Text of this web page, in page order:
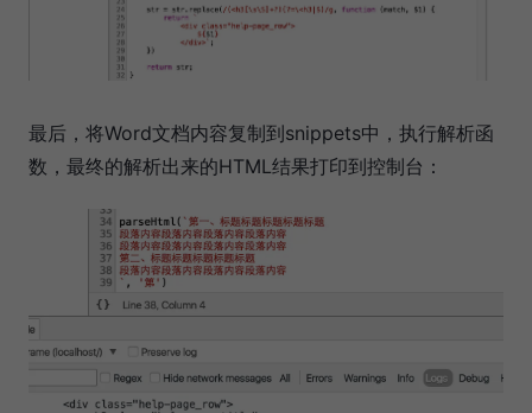
最后，将Word文档内容复制到snippets中，执行解析函
数，最终的解析出来的HTML结果打印到控制台：